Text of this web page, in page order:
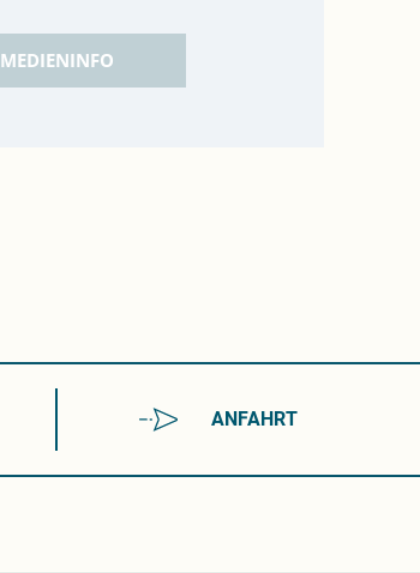
MEDIENINFO
ANFAHRT